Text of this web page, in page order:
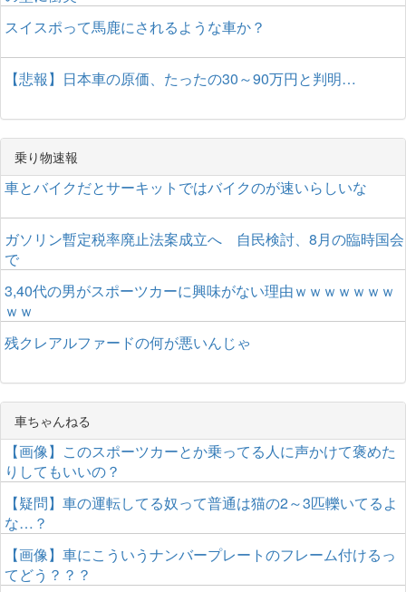
スイスポって馬鹿にされるような車か？
【悲報】日本車の原価、たったの30～90万円と判明…
乗り物速報
車とバイクだとサーキットではバイクのが速いらしいな
ガソリン暫定税率廃止法案成立へ 自民検討、8月の臨時国会
で
3,40代の男がスポーツカーに興味がない理由ｗｗｗｗｗｗｗ
ｗｗ
残クレアルファードの何が悪いんじゃ
車ちゃんねる
【画像】このスポーツカーとか乗ってる人に声かけて褒めた
りしてもいいの？
【疑問】車の運転してる奴って普通は猫の2～3匹轢いてるよ
な…？
【画像】車にこういうナンバープレートのフレーム付けるっ
てどう？？？